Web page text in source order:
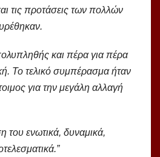
τις προτάσεις των πολλών
και πέρα για πέρα
Το τελικό συμπέρασμα ήταν
για την μεγάλη αλλαγή
του ενωτικά, δυναμικά,